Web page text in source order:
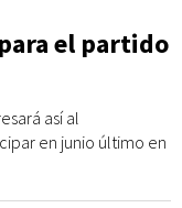
el partido
así al
en junio último en